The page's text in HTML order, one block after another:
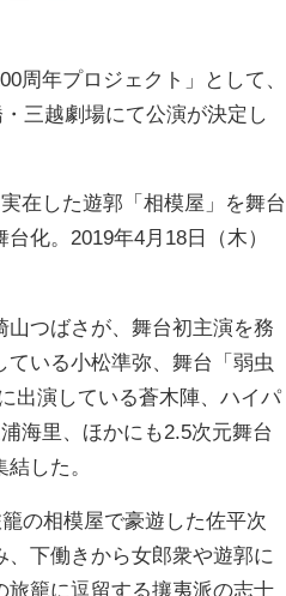
周年プロジェクト」として、
三越劇場にて公演が決定し
在した遊郭「相模屋」を舞台
化。2019年4月18日（木）
つばさが、舞台初主演を務
いる小松準弥、舞台「弱虫
出演している蒼木陣、ハイパ
海里、ほかにも2.5次元舞台
した。
の相模屋で豪遊した佐平次
下働きから女郎衆や遊郭に
旅籠に逗留する攘夷派の志士